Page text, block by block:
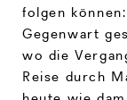
folgen
Gegenwart
wo die
Reise durch